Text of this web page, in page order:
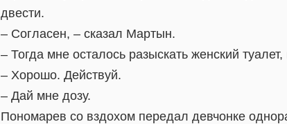
двести.
– Согласен, – сказал Мартын.
– Тогда мне осталось разыскать женский
– Хорошо. Действуй.
– Дай мне дозу.
Пономарев со вздохом передал девчонке